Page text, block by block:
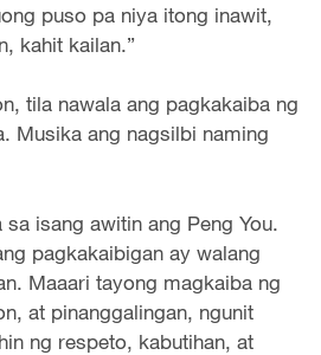
puso pa niya itong inawit,
kahit kailan.”
tila nawala ang pagkakaiba ng
Musika ang nagsilbi naming
isang awitin ang Peng You.
pagkakaibigan ay walang
Maaari tayong magkaiba ng
at pinanggalingan, ngunit
ng respeto, kabutihan, at